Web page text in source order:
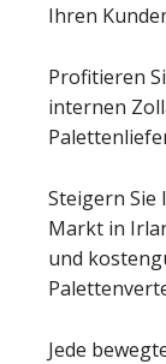
Ihren
Profitieren
internen
Steigern Sie
Markt in
und
Jede